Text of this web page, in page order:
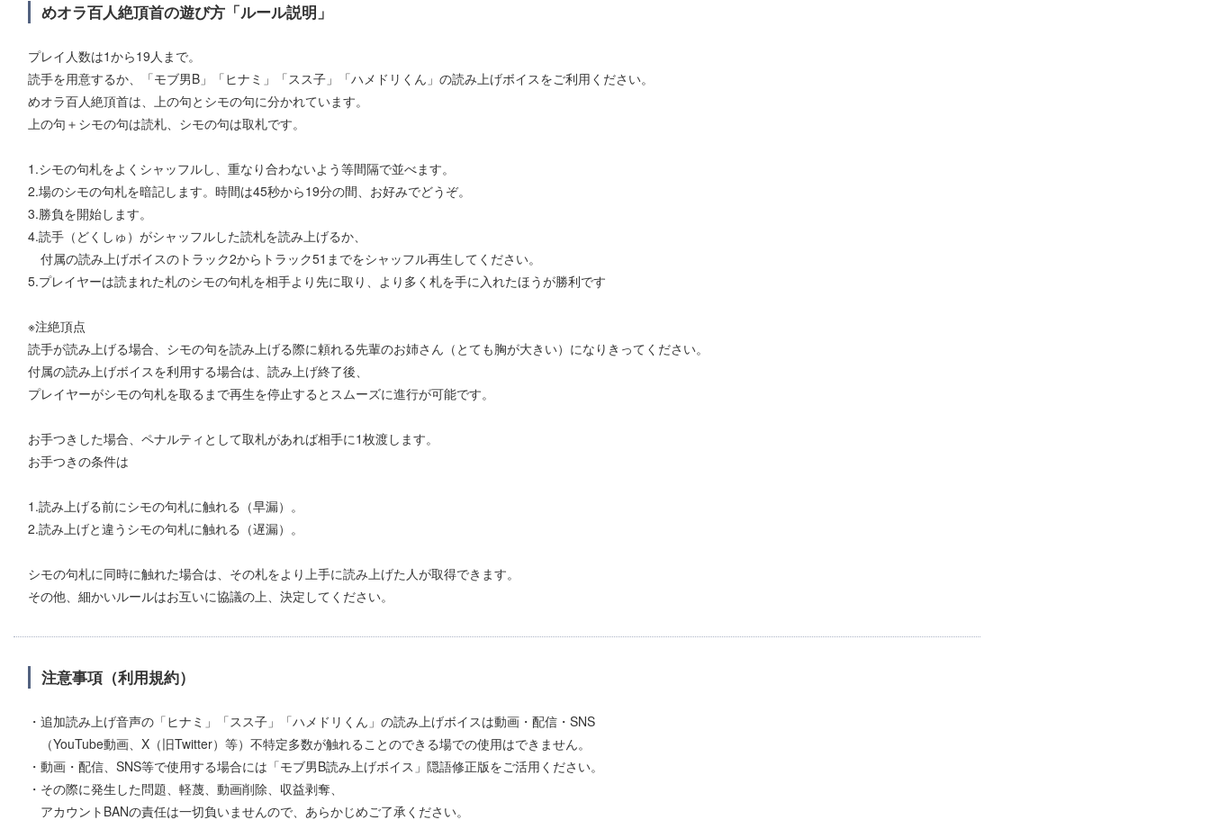
めオラ百人絶頂首の遊び方「ルール説明」
プレイ人数は1から19人まで。
読手を用意するか、「モブ男B」「ヒナミ」「スス子」「ハメドリくん」の読み上げボイスをご利用ください。
めオラ百人絶頂首は、上の句とシモの句に分かれています。
上の句＋シモの句は読札、シモの句は取札です。
1.シモの句札をよくシャッフルし、重なり合わないよう等間隔で並べます。
2.場のシモの句札を暗記します。時間は45秒から19分の間、お好みでどうぞ。
3.勝負を開始します。
4.読手（どくしゅ）がシャッフルした読札を読み上げるか、
付属の読み上げボイスのトラック2からトラック51までをシャッフル再生してください。
5.プレイヤーは読まれた札のシモの句札を相手より先に取り、より多く札を手に入れたほうが勝利です
※注絶頂点
読手が読み上げる場合、シモの句を読み上げる際に頼れる先輩のお姉さん（とても胸が大きい）になりきってください。
付属の読み上げボイスを利用する場合は、読み上げ終了後、
プレイヤーがシモの句札を取るまで再生を停止するとスムーズに進行が可能です。
お手つきした場合、ペナルティとして取札があれば相手に1枚渡します。
お手つきの条件は
1.読み上げる前にシモの句札に触れる（早漏）。
2.読み上げと違うシモの句札に触れる（遅漏）。
シモの句札に同時に触れた場合は、その札をより上手に読み上げた人が取得できます。
その他、細かいルールはお互いに協議の上、決定してください。
注意事項（利用規約）
・追加読み上げ音声の「ヒナミ」「スス子」「ハメドリくん」の読み上げボイスは動画・配信・SNS
（YouTube動画、X（旧Twitter）等）不特定多数が触れることのできる場での使用はできません。
・動画・配信、SNS等で使用する場合には「モブ男B読み上げボイス」隠語修正版をご活用ください。
・その際に発生した問題、軽蔑、動画削除、収益剥奪、
アカウントBANの責任は一切負いませんので、あらかじめご了承ください。